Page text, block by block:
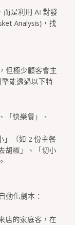
是利用 AI 對發
Analysis)，找
但極少顧客會主
能透過以下特
「快樂餐」、
」（如 2 份主餐
胡椒」、「切小
動化劇本：
店的家庭客，在